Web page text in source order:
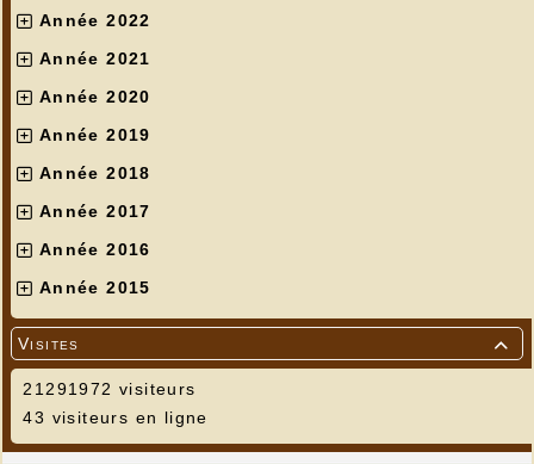
Année 2022
Année 2021
Année 2020
Année 2019
Année 2018
Année 2017
Année 2016
Année 2015

Visites
21291972 visiteurs
43 visiteurs en ligne